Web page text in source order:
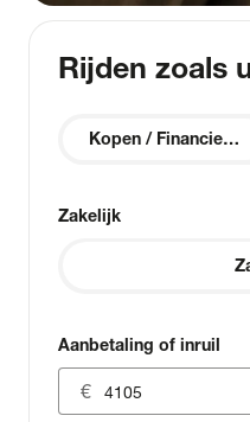
Rijden zoals
Kopen / Financieren
Zakelijk
Aanbetaling of inruil